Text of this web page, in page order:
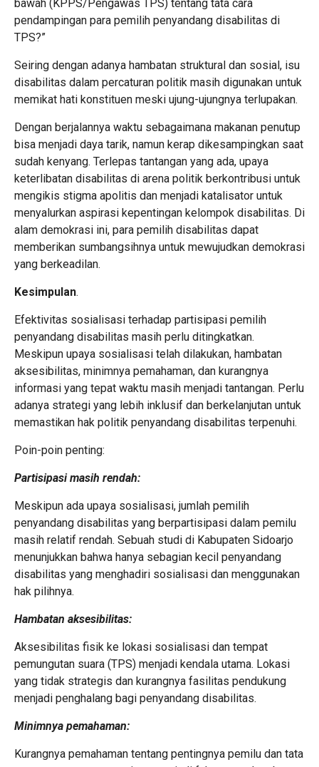
bawah (KPPS/Pengawas TPS) tentang tata cara
pendampingan para pemilih penyandang disabilitas di
TPS?”
Seiring dengan adanya hambatan struktural dan sosial, isu
disabilitas dalam percaturan politik masih digunakan untuk
memikat hati konstituen meski ujung-ujungnya terlupakan.
Dengan berjalannya waktu sebagaimana makanan penutup
bisa menjadi daya tarik, namun kerap dikesampingkan saat
sudah kenyang. Terlepas tantangan yang ada, upaya
keterlibatan disabilitas di arena politik berkontribusi untuk
mengikis stigma apolitis dan menjadi katalisator untuk
menyalurkan aspirasi kepentingan kelompok disabilitas. Di
alam demokrasi ini, para pemilih disabilitas dapat
memberikan sumbangsihnya untuk mewujudkan demokrasi
yang berkeadilan.
Kesimpulan.
Efektivitas sosialisasi terhadap partisipasi pemilih
penyandang disabilitas masih perlu ditingkatkan.
Meskipun upaya sosialisasi telah dilakukan, hambatan
aksesibilitas, minimnya pemahaman, dan kurangnya
informasi yang tepat waktu masih menjadi tantangan. Perlu
adanya strategi yang lebih inklusif dan berkelanjutan untuk
memastikan hak politik penyandang disabilitas terpenuhi.
Poin-poin penting:
Partisipasi masih rendah:
Meskipun ada upaya sosialisasi, jumlah pemilih
penyandang disabilitas yang berpartisipasi dalam pemilu
masih relatif rendah. Sebuah studi di Kabupaten Sidoarjo
menunjukkan bahwa hanya sebagian kecil penyandang
disabilitas yang menghadiri sosialisasi dan menggunakan
hak pilihnya.
Hambatan aksesibilitas:
Aksesibilitas fisik ke lokasi sosialisasi dan tempat
pemungutan suara (TPS) menjadi kendala utama. Lokasi
yang tidak strategis dan kurangnya fasilitas pendukung
menjadi penghalang bagi penyandang disabilitas.
Minimnya pemahaman:
Kurangnya pemahaman tentang pentingnya pemilu dan tata